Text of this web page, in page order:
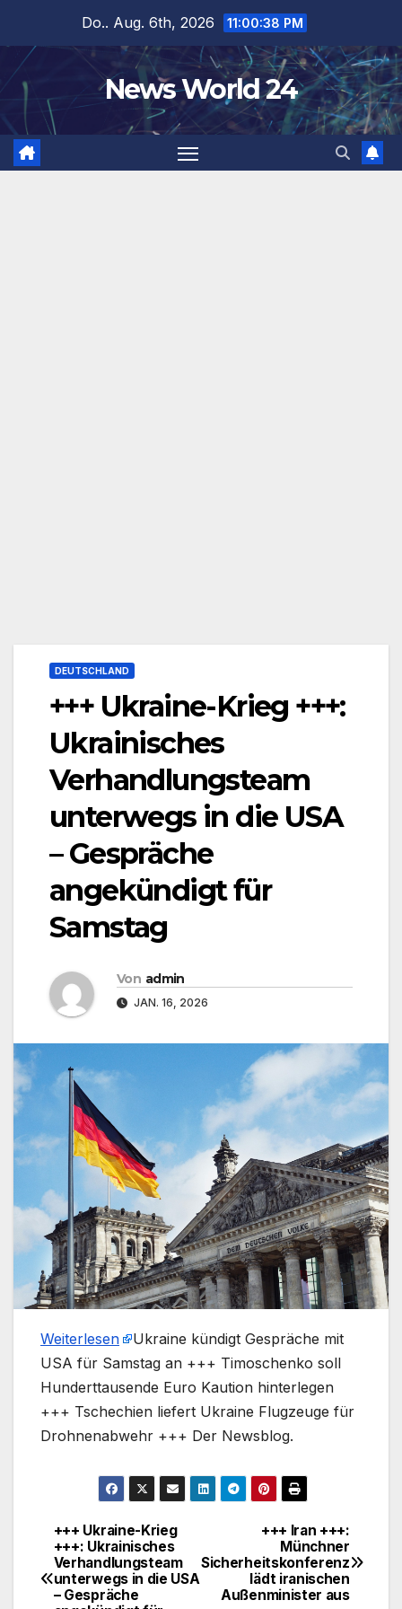
springen
Do.. Aug. 6th, 2026 11:00:39 PM
News World 24
DEUTSCHLAND
+++ Ukraine-Krieg +++:
Ukrainisches
Verhandlungsteam
unterwegs in die USA
– Gespräche
angekündigt für
Samstag
Von admin
JAN. 16, 2026
Weiterlesen
​Ukraine kündigt Gespräche mit
USA für Samstag an +++ Timoschenko soll
Hunderttausende Euro Kaution hinterlegen
+++ Tschechien liefert Ukraine Flugzeuge für
Drohnenabwehr +++ Der Newsblog.
Beitragsnavigation+++ Iran +++:
Münchner
Sicherheitskonferenz
lädt iranischen
Außenminister aus
+++ Ukraine-Krieg
+++: Ukrainisches
Verhandlungsteam
unterwegs in die USA
– Gespräche